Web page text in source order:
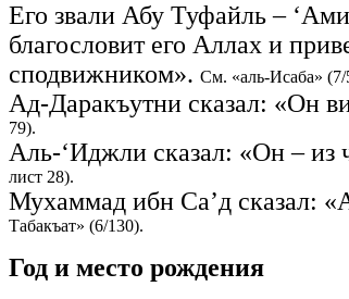
Его звали Абу Туфайль –
благословит его Аллах и
сподвижником». См. «аль-Исаба» (7/
Ад-Даракъутни сказал: «Он
79).
Аль-‘Иджли сказал: «Он – из
лист 28).
Мухаммад ибн Са’д сказал:
Табакъат» (6/130).
Год и место рождения